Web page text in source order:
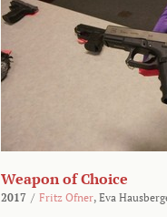
Weapon of Choice
2017 / Fritz Ofner, Eva